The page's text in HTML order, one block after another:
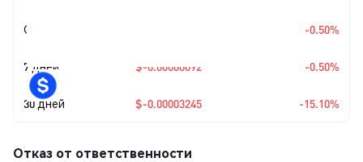
Сегодня -0.50%
7 дней $-0.00000092 -0.50%
30 дней $-0.00003245 -15.10%
Отказ от ответственности